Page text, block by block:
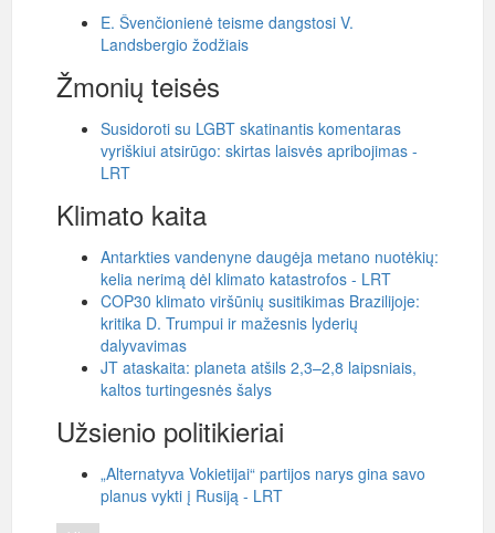
E. Švenčionienė teisme dangstosi V.
Landsbergio žodžiais
Žmonių teisės
Susidoroti su LGBT skatinantis komentaras
vyriškiui atsirūgo: skirtas laisvės apribojimas -
LRT
Klimato kaita
Antarkties vandenyne daugėja metano nuotėkių:
kelia nerimą dėl klimato katastrofos - LRT
COP30 klimato viršūnių susitikimas Brazilijoje:
kritika D. Trumpui ir mažesnis lyderių
dalyvavimas
JT ataskaita: planeta atšils 2,3–2,8 laipsniais,
kaltos turtingesnės šalys
Užsienio politikieriai
„Alternatyva Vokietijai“ partijos narys gina savo
planus vykti į Rusiją - LRT